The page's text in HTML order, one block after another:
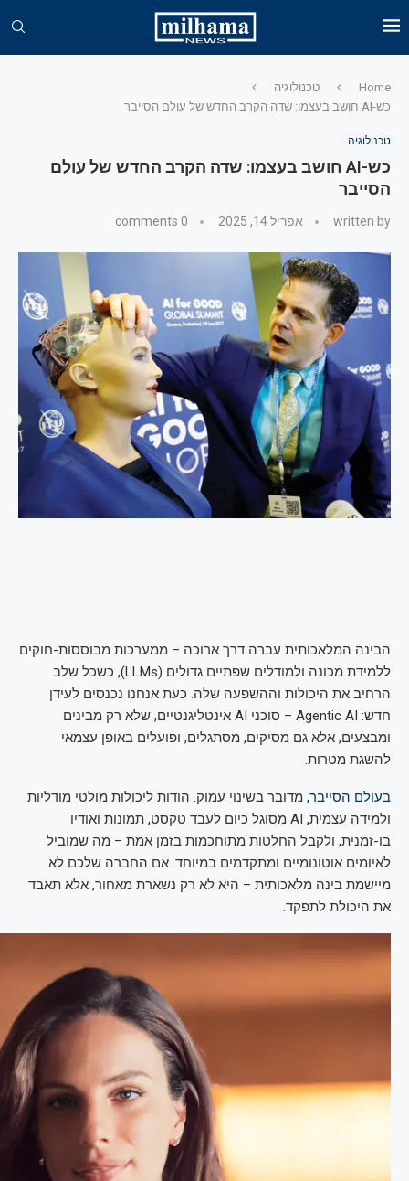
Home
טכנולוגיה
כש-AI חושב בעצמו: שדה הקרב החדש של עולם הסייבר
טכנולוגיה
כש-AI חושב בעצמו: שדה הקרב החדש של עולם
הסייבר
written by אפריל 14, 2025 0 comments
הבינה המלאכותית עברה דרך ארוכה – ממערכות מבוססות-חוקים
ללמידת מכונה ולמודלים שפתיים גדולים (LLMs), כשכל שלב
הרחיב את היכולות וההשפעה שלה. כעת אנחנו נכנסים לעידן
חדש: Agentic AI – סוכני AI אינטליגנטיים, שלא רק מבינים
ומבצעים, אלא גם מסיקים, מסתגלים, ופועלים באופן עצמאי
להשגת מטרות.
בעולם הסייבר, מדובר בשינוי עמוק. הודות ליכולות מולטי מודליות
ולמידה עצמית, AI מסוגל כיום לעבד טקסט, תמונות ואודיו
בו-זמנית, ולקבל החלטות מתוחכמות בזמן אמת – מה שמוביל
לאיומים אוטונומיים ומתקדמים במיוחד. אם החברה שלכם לא
מיישמת בינה מלאכותית – היא לא רק נשארת מאחור, אלא תאבד
את היכולת לתפקד.